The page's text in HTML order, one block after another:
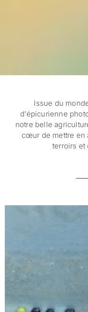
Issue du
d’épicurienne
notre belle
cœur de mettre en
terroirs et